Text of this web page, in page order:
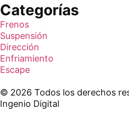
Categorías
Frenos
Suspensión
Dirección
Enfriamiento
Escape
© 2026 Todos los derechos
Ingenio Digital